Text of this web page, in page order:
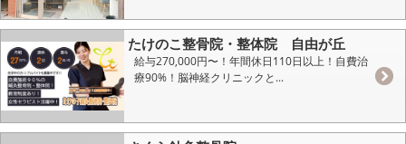
たけのこ整骨院・整体院 自由が丘
給与270,000円〜！年間休日110日以上！自費治
療90%！脳神経クリニックと...